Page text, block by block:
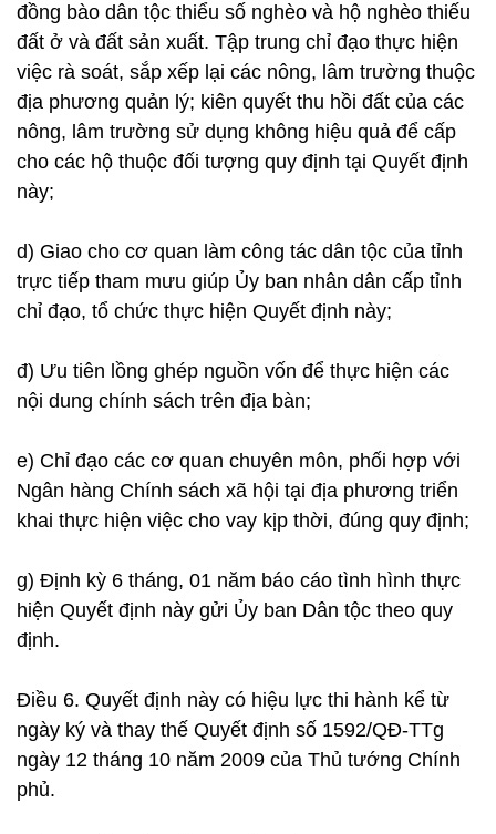
đồng bào dân tộc thiểu số nghèo và hộ nghèo thiếu
đất ở và đất sản xuất. Tập trung chỉ đạo thực hiện
việc rà soát, sắp xếp lại các nông, lâm trường thuộc
địa phương quản lý; kiên quyết thu hồi đất của các
nông, lâm trường sử dụng không hiệu quả để cấp
cho các hộ thuộc đối tượng quy định tại Quyết định
này;
d) Giao cho cơ quan làm công tác dân tộc của tỉnh
trực tiếp tham mưu giúp Ủy ban nhân dân cấp tỉnh
chỉ đạo, tổ chức thực hiện Quyết định này;
đ) Ưu tiên lồng ghép nguồn vốn để thực hiện các
nội dung chính sách trên địa bàn;
e) Chỉ đạo các cơ quan chuyên môn, phối hợp với
Ngân hàng Chính sách xã hội tại địa phương triển
khai thực hiện việc cho vay kịp thời, đúng quy định;
g) Định kỳ 6 tháng, 01 năm báo cáo tình hình thực
hiện Quyết định này gửi Ủy ban Dân tộc theo quy
định.
Điều 6. Quyết định này có hiệu lực thi hành kể từ
ngày ký và thay thế Quyết định số 1592/QĐ-TTg
ngày 12 tháng 10 năm 2009 của Thủ tướng Chính
phủ.